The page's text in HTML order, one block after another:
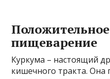
пищеварение
Куркума – настоящий
кишечного тракта. Она